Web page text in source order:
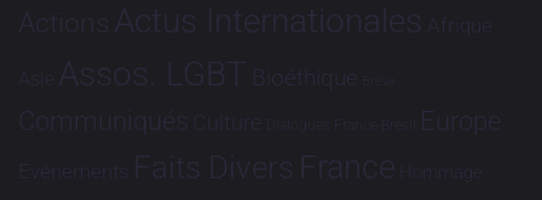
Actions Actus Internationales Afrique
Asie Assos. LGBT Bioéthique Brève
Communiqués Culture Dialogues France-Brésil Europe
Evénements Faits Divers France Hommage